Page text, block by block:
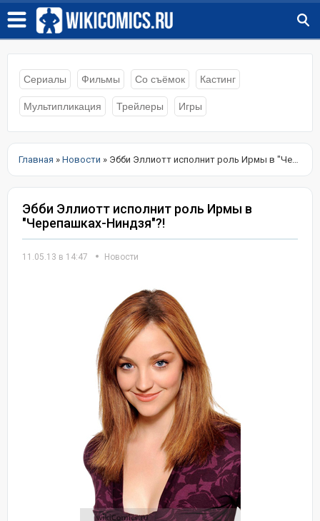
Сериалы Фильмы Со съёмок Кастинг
Мультипликация Трейлеры Игры
Главная » Новости » Эбби Эллиотт исполнит роль Ирмы в "Черепашках-Ниндзя"?!
Эбби Эллиотт исполнит роль Ирмы в
"Черепашках-Ниндзя"?!
11.05.13 в 14:47 Новости